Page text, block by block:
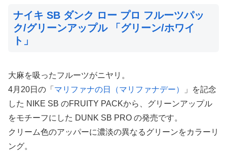
ナイキ SB ダンク ロー プロ フルーツパッ
ク/グリーンアップル 「グリーン/ホワイ
ト」
大麻を吸ったフルーツがニヤリ。
4月20日の「 マリファナの日（マリファナデー）
」を記念
した NIKE SB のFRUITY PACKから、グリーンアップル
をモチーフにした DUNK SB PRO の発売です。
クリーム色のアッパーに濃淡の異なるグリーンをカラーリ
ング。